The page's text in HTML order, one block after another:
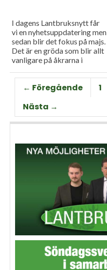
I dagens Lantbruksnytt får
vi en nyhetsuppdatering men
sedan blir det fokus på majs.
Det är en gröda som blir allt
vanligare på åkrarna i
som vet allt om majsens
fördelar, men också om
majsens utmaningar, är Hans
Thorell som började odla
grödan redan på 70-talet.
← Föregående 1
Nästa →